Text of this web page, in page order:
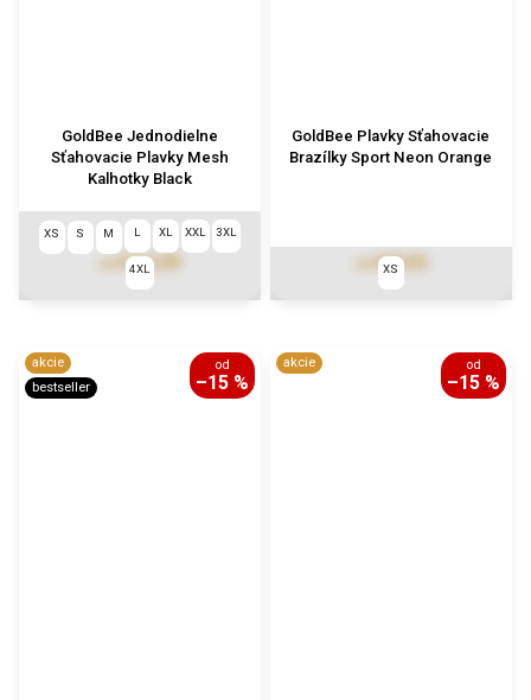
GoldBee Jednodielne
Sťahovacie Plavky Mesh
Kalhotky Black
€113,55
XS S M L XL XXL 3XL
4XL
GoldBee Plavky Sťahovacie
Brazílky Sport Neon Orange
€15,52
XS
akcie
bestseller
od
–15 %
akcie od
–15 %